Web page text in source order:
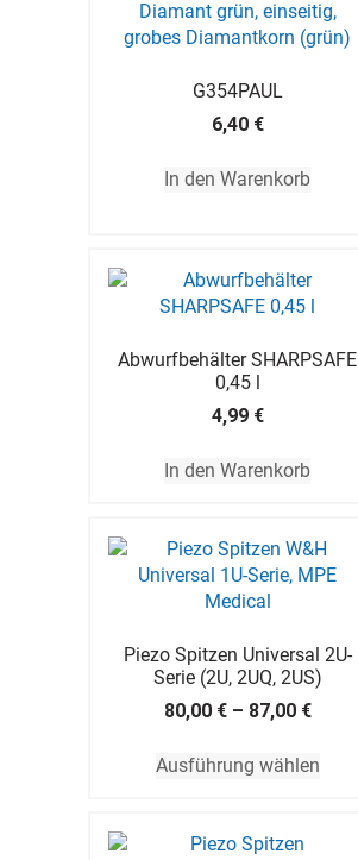
G354PAUL
6,40 €
In den Warenkorb
Abwurfbehälter SHARPSAFE
0,45 l
4,99 €
In den Warenkorb
Piezo Spitzen Universal 2U-
Serie (2U, 2UQ, 2US)
80,00 € – 87,00 €
Ausführung wählen